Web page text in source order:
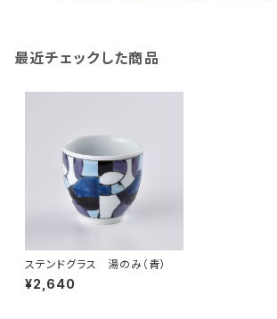
最近チェックした商品
ステンドグラス 湯のみ（青）
¥2,640